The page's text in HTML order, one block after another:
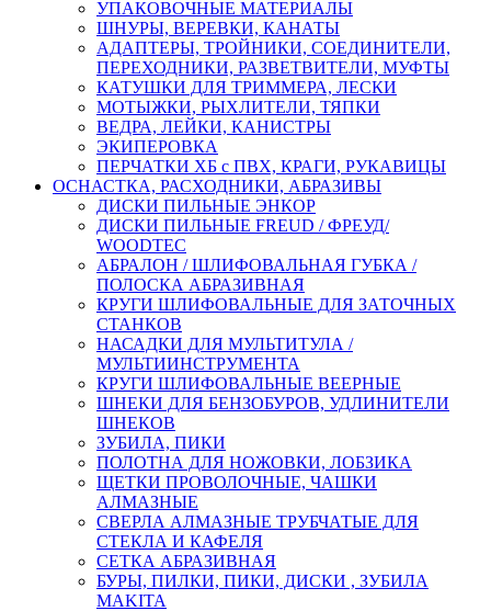
УПАКОВОЧНЫЕ МАТЕРИАЛЫ
ШНУРЫ, ВЕРЕВКИ, КАНАТЫ
АДАПТЕРЫ, ТРОЙНИКИ, СОЕДИНИТЕЛИ,
ПЕРЕХОДНИКИ, РАЗВЕТВИТЕЛИ, МУФТЫ
КАТУШКИ ДЛЯ ТРИММЕРА, ЛЕСКИ
МОТЫЖКИ, РЫХЛИТЕЛИ, ТЯПКИ
ВЕДРА, ЛЕЙКИ, КАНИСТРЫ
ЭКИПЕРОВКА
ПЕРЧАТКИ ХБ с ПВХ, КРАГИ, РУКАВИЦЫ
ОСНАСТКА, РАСХОДНИКИ, АБРАЗИВЫ
ДИСКИ ПИЛЬНЫЕ ЭНКОР
ДИСКИ ПИЛЬНЫЕ FREUD / ФРЕУД/
WOODTEC
АБРАЛОН / ШЛИФОВАЛЬНАЯ ГУБКА /
ПОЛОСКА АБРАЗИВНАЯ
КРУГИ ШЛИФОВАЛЬНЫЕ ДЛЯ ЗАТОЧНЫХ
СТАНКОВ
НАСАДКИ ДЛЯ МУЛЬТИТУЛА /
МУЛЬТИИНСТРУМЕНТА
КРУГИ ШЛИФОВАЛЬНЫЕ ВЕЕРНЫЕ
ШНЕКИ ДЛЯ БЕНЗОБУРОВ, УДЛИНИТЕЛИ
ШНЕКОВ
ЗУБИЛА, ПИКИ
ПОЛОТНА ДЛЯ НОЖОВКИ, ЛОБЗИКА
ЩЕТКИ ПРОВОЛОЧНЫЕ, ЧАШКИ
АЛМАЗНЫЕ
СВЕРЛА АЛМАЗНЫЕ ТРУБЧАТЫЕ ДЛЯ
СТЕКЛА И КАФЕЛЯ
СЕТКА АБРАЗИВНАЯ
БУРЫ, ПИЛКИ, ПИКИ, ДИСКИ , ЗУБИЛА
MAKITA